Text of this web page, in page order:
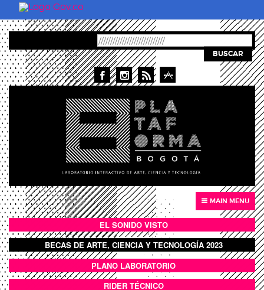
Pasar al contenido principal
BUSCAR
MAIN MENU
BOTÓN SONIDO VISTO
EL SONIDO VISTO
BOTON DOMO LLENO
BECAS DE ARTE, CIENCIA Y TECNOLOGÍA 2023
ANEXOS
PLANO LABORATORIO
RIDER TÉCNICO